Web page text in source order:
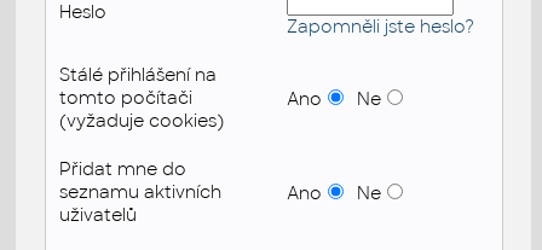
Heslo
Zapomněli jste heslo?
Stálé přihlášení na
tomto počítači
(vyžaduje cookies)
Ano Ne
Přidat mne do
seznamu aktivních
uživatelů
Ano Ne